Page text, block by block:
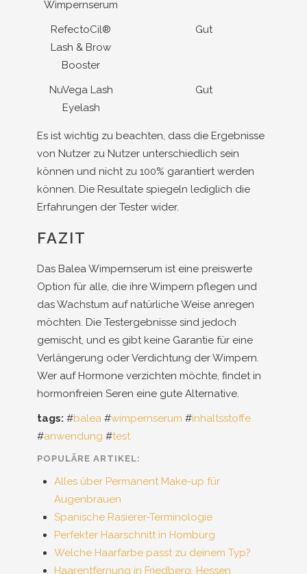
Wimpernserum
RefectoCil®
Lash & Brow
Booster
Gut
NuVega Lash
Eyelash
Gut
Es ist wichtig zu beachten, dass die Ergebnisse
von Nutzer zu Nutzer unterschiedlich sein
können und nicht zu 100% garantiert werden
können. Die Resultate spiegeln lediglich die
Erfahrungen der Tester wider.
FAZIT
Das Balea Wimpernserum ist eine preiswerte
Option für alle, die ihre Wimpern pflegen und
das Wachstum auf natürliche Weise anregen
möchten. Die Testergebnisse sind jedoch
gemischt, und es gibt keine Garantie für eine
Verlängerung oder Verdichtung der Wimpern.
Wer auf Hormone verzichten möchte, findet in
hormonfreien Seren eine gute Alternative.
tags: #balea #wimpernserum #inhaltsstoffe
#anwendung #test
POPULÄRE ARTIKEL:
Alles über Permanent Make-up für
Augenbrauen
Spanische Rasierer-Terminologie
Perfekter Haarschnitt in Homburg
Welche Haarfarbe passt zu deinem Typ?
Haarentfernung in Friedberg, Hessen